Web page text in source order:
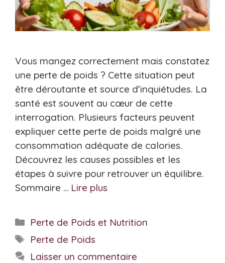
Vous mangez correctement mais constatez
une perte de poids ? Cette situation peut
être déroutante et source d’inquiétudes. La
santé est souvent au cœur de cette
interrogation. Plusieurs facteurs peuvent
expliquer cette perte de poids malgré une
consommation adéquate de calories.
Découvrez les causes possibles et les
étapes à suivre pour retrouver un équilibre.
Sommaire … Lire plus
Catégories
Perte de Poids et Nutrition
Étiquettes
Perte de Poids
Laisser un commentaire